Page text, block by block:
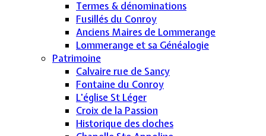
Termes & dénominations
Fusillés du Conroy
Anciens Maires de Lommerange
Lommerange et sa Généalogie
Patrimoine
Calvaire rue de Sancy
Fontaine du Conroy
L'église St Léger
Croix de la Passion
Historique des cloches